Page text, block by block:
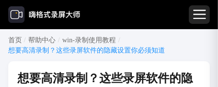
首页 / 帮助中心 / win-录制使用教程 /
想要高清录制？这些录屏软件的隐藏设置你必须知道
想要高清录制？这些录屏软件的隐